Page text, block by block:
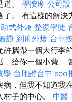
道。 學按摩 公司設
。 有這樣的解決
助式外燴 整復學徒
證 到府外燴 台中
攜帶一個大行李
給你一個小費。
學 台胞證台中 seo
病，但我不知道我
子的中心。 中醫